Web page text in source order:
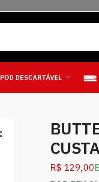
POD DESCARTÁVEL
R$ 129,00